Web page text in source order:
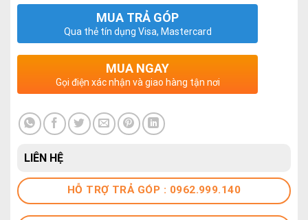
MUA TRẢ GÓP
Qua thẻ tín dụng Visa, Mastercard
MUA NGAY
Gọi điện xác nhận và giao hàng tận nơi
LIÊN HỆ
HỖ TRỢ TRẢ GÓP : 0962.999.140